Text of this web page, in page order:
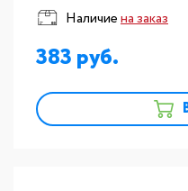
Наличиена заказ
383